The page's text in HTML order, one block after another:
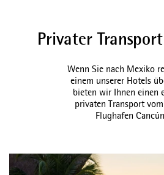
Privater
Wenn Sie nach Mexiko
einem unserer Hotels
bieten wir Ihnen einen
privaten Transport
Flughafen